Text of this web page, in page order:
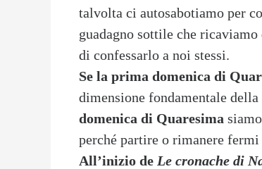
talvolta ci autosabotiamo per
guadagno sottile che
di confessarlo a noi stessi.
Se la prima domenica di
dimensione fondamentale
domenica di Quaresima
perché partire o rimanere
All’inizio de Le cronache di